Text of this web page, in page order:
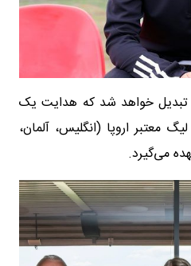
زنی تبدیل خواهد شد که هدایت یک
معتبر اروپا (انگلیس، آلمان،
می‌گیرد.